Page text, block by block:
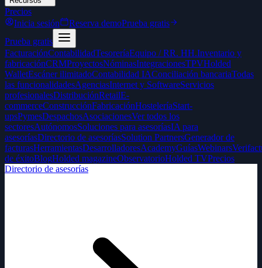
Precios
Inicia sesión
Reserva demoPrueba gratis
Prueba gratis
FacturaciónContabilidadTesoreríaEquipo / RR. HH.Inventario y
fabricaciónCRMProyectosNóminasIntegracionesTPVHolded
WalletEscáner ilimitadoContabilidad IAConciliación bancariaTodas
las funcionalidadesAgenciasInternet y SoftwareServicios
profesionalesDistribuciónRetailE-
commerceConstrucciónFabricaciónHosteleríaStart-
upsPymesDespachosAsociacionesVer todos los
sectoresAutónomosSoluciones para asesoríasIA para
asesoríasDirectorio de asesoríasSolution PartnersGenerador de
facturasHerramientasDesarrolladoresAcademyGuíasWebinars
de éxitoBlogHolded magazineObservatorioHolded TVPrecios
Directorio de asesorías